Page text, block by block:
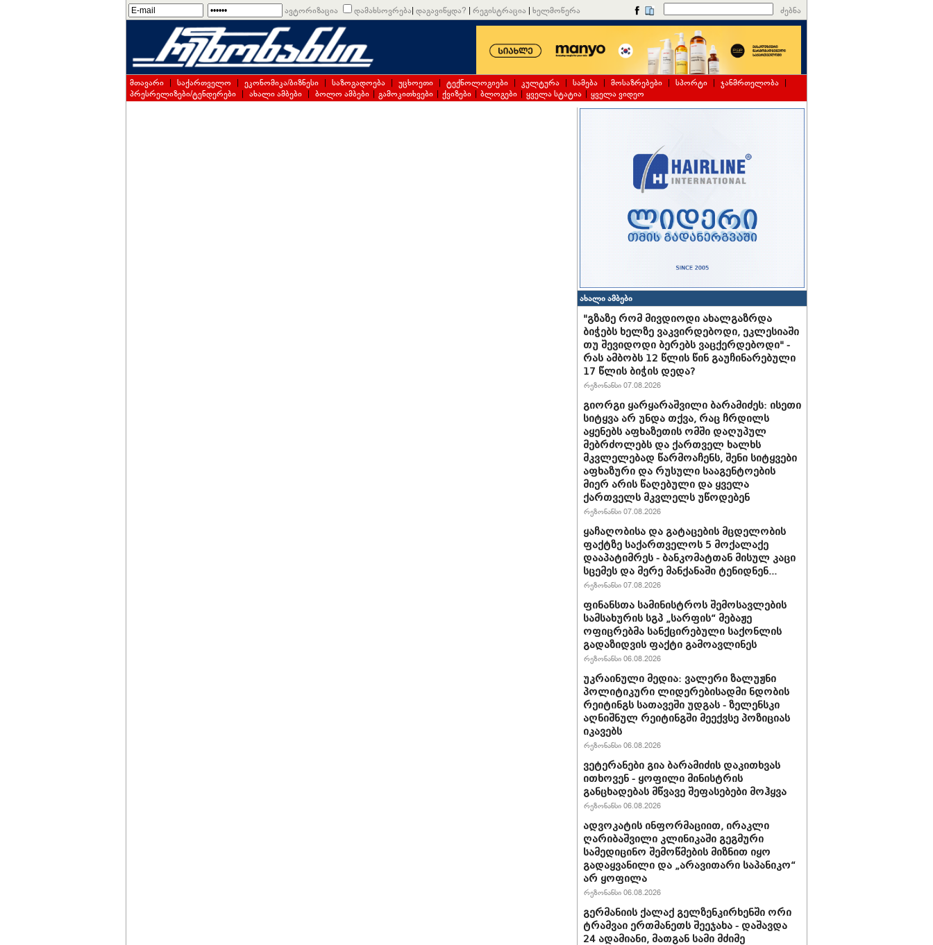
ავტორიზაცია დამახსოვრება| დაგავიწყდა? | რეგისტრაცია | ხელმოწერა ძებნა
მთავარი | საქართველო | ეკონომიკა/ბიზნესი | საზოგადოება | უცხოეთი | ტექნოლოგიები | კულტურა | სამება | მოსაზრებები | სპორტი | ჯანმრთელობა |
პრესრელიზები/ტენდერები | ახალი ამბები | ბოლო ამბები | გამოკითხვები | ქვიზები | ბლოგები | ყველა სტატია | ყველა ვიდეო
ახალი ამბები
"გზაზე რომ მივდიოდი ახალგაზრდა
ბიჭებს ხელზე ვაკვირდებოდი, ეკლესიაში
თუ შევიდოდი ბერებს ვაცქერდებოდი" -
რას ამბობს 12 წლის წინ გაუჩინარებული
17 წლის ბიჭის დედა?
რეზონანსი 07.08.2026
გიორგი ყარყარაშვილი ბარამიძეს: ისეთი
სიტყვა არ უნდა თქვა, რაც ჩრდილს
აყენებს აფხაზეთის ომში დაღუპულ
მებრძოლებს და ქართველ ხალხს
მკვლელებად წარმოაჩენს, შენი სიტყვები
აფხაზური და რუსული სააგენტოების
მიერ არის წაღებული და ყველა
ქართველს მკვლელს უწოდებენ
რეზონანსი 07.08.2026
ყაჩაღობისა და გატაცების მცდელობის
ფაქტზე საქართველოს 5 მოქალაქე
დააპატიმრეს - ბანკომატთან მისულ კაცი
სცემეს და მერე მანქანაში ტენიდნენ...
რეზონანსი 07.08.2026
ფინანსთა სამინისტროს შემოსავლების
სამსახურის სგპ „სარფის“ მებაჟე
ოფიცრებმა სანქცირებული საქონლის
გადაზიდვის ფაქტი გამოავლინეს
რეზონანსი 06.08.2026
უკრაინული მედია: ვალერი ზალუჟნი
პოლიტიკური ლიდერებისადმი ნდობის
რეიტინგს სათავეში უდგას - ზელენსკი
აღნიშნულ რეიტინგში მეექვსე პოზიციას
იკავებს
რეზონანსი 06.08.2026
ვეტერანები გია ბარამიძის დაკითხვას
ითხოვენ - ყოფილი მინისტრის
განცხადებას მწვავე შეფასებები მოჰყვა
რეზონანსი 06.08.2026
ადვოკატის ინფორმაციით, ირაკლი
ღარიბაშვილი კლინიკაში გეგმური
სამედიცინო შემოწმების მიზნით იყო
გადაყვანილი და „არავითარი საპანიკო“
არ ყოფილა
რეზონანსი 06.08.2026
გერმანიის ქალაქ გელზენკირხენში ორი
ტრამვაი ერთმანეთს შეეჯახა - დაშავდა
24 ადამიანი, მათგან სამი მძიმე